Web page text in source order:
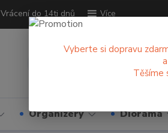
Vrácení do 14ti dnů Více
Organizéry Diorama
Vyberte si dopravu
Těšíme